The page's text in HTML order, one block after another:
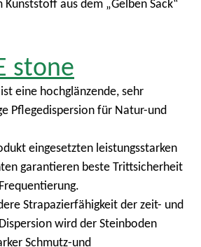
aus dem „Gelben Sack“
stone
eine hochglänzende, sehr
Pflegedispersion für Natur-und
eingesetzten leistungsstarken
garantieren beste Trittsicherheit
Strapazierfähigkeit der zeit- und
wird der Steinboden
Schmutz-und